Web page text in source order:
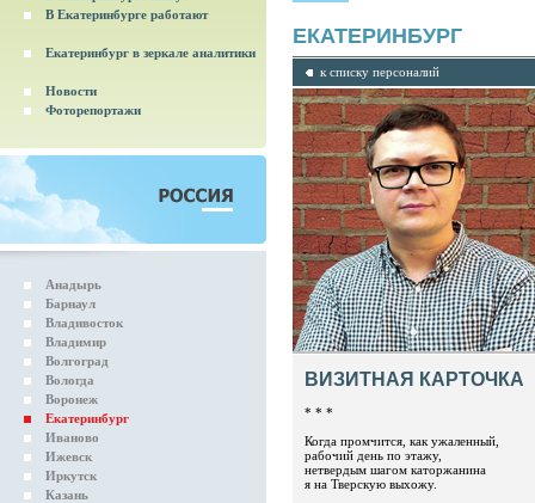
В Екатеринбурге работают
Екатеринбург в зеркале аналитики
Новости
Фоторепортажи
Анадырь
Барнаул
Владивосток
Владимир
Волгоград
Вологда
Воронеж
Екатеринбург
Иваново
Ижевск
Иркутск
Казань
ЕКАТЕРИНБУРГ
к списку персоналий
ВИЗИТНАЯ КАРТОЧКА
* * *
Когда промчится, как ужаленный,
рабочий день по этажу,
нетвердым шагом каторжанина
я на Тверскую выхожу.